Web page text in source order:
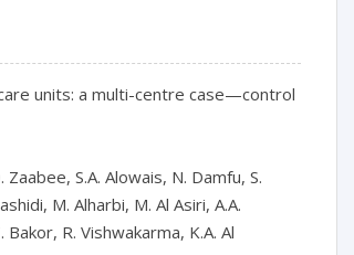
units: a multi-centre case—control
S.A. Alowais, N. Damfu, S.
M. Alharbi, M. Al Asiri, A.A.
R. Vishwakarma, K.A. Al